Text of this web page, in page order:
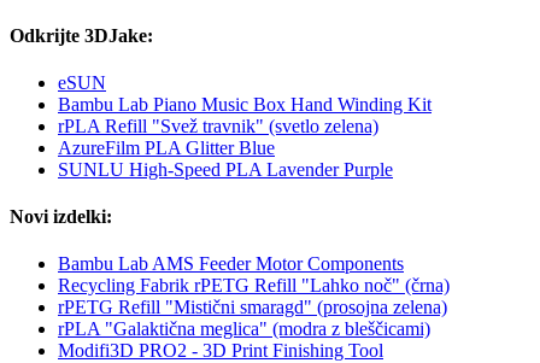
Odkrijte 3DJake:
eSUN
Bambu Lab Piano Music Box Hand Winding Kit
rPLA Refill "Svež travnik" (svetlo zelena)
AzureFilm PLA Glitter Blue
SUNLU High-Speed PLA Lavender Purple
Novi izdelki:
Bambu Lab AMS Feeder Motor Components
Recycling Fabrik rPETG Refill "Lahko noč" (črna)
rPETG Refill "Mistični smaragd" (prosojna zelena)
rPLA "Galaktična meglica" (modra z bleščicami)
Modifi3D PRO2 - 3D Print Finishing Tool